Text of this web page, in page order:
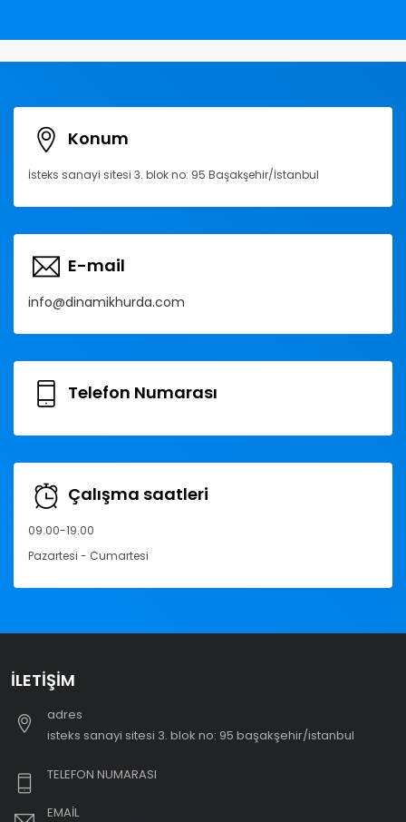
Konum
İsteks sanayi sitesi 3. blok no: 95 Başakşehir/İstanbul
E-mail
info@dinamikhurda.com
Telefon Numarası
Çalışma saatleri
09.00-19.00
Pazartesi - Cumartesi
İLETIŞIM
adres
i̇steks sanayi sitesi 3. blok no: 95 başakşehir/i̇stanbul
TELEFON NUMARASI
EMAIL